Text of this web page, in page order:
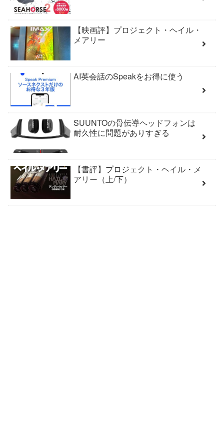
【映画評】プロジェクト・ヘイル・
メアリー
AI英会話のSpeakをお得に使う
SUUNTOの骨伝導ヘッドフォンは
耐久性に問題がありすぎる
【書評】プロジェクト・ヘイル・メ
アリー（上/下）